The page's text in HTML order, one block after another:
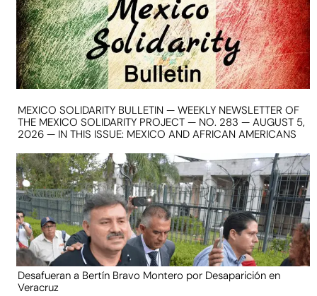
MEXICO SOLIDARITY BULLETIN — WEEKLY NEWSLETTER OF
THE MEXICO SOLIDARITY PROJECT — NO. 283 — AUGUST 5,
2026 — IN THIS ISSUE: MEXICO AND AFRICAN AMERICANS
Desafueran a Bertín Bravo Montero por Desaparición en
Veracruz